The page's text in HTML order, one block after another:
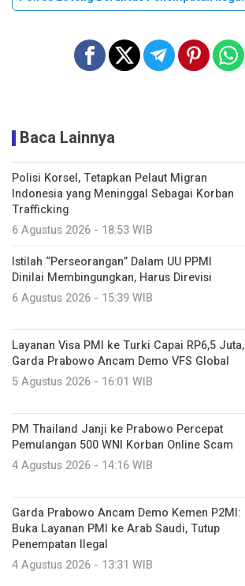
Baca Lainnya
Polisi Korsel, Tetapkan Pelaut Migran
Indonesia yang Meninggal Sebagai Korban
Trafficking
6 Agustus 2026 - 18:53 WIB
Istilah “Perseorangan” Dalam UU PPMI
Dinilai Membingungkan, Harus Direvisi
6 Agustus 2026 - 15:39 WIB
Layanan Visa PMI ke Turki Capai RP6,5 Juta,
Garda Prabowo Ancam Demo VFS Global
5 Agustus 2026 - 16:01 WIB
PM Thailand Janji ke Prabowo Percepat
Pemulangan 500 WNI Korban Online Scam
4 Agustus 2026 - 14:16 WIB
Garda Prabowo Ancam Demo Kemen P2MI:
Buka Layanan PMI ke Arab Saudi, Tutup
Penempatan Ilegal
4 Agustus 2026 - 13:31 WIB